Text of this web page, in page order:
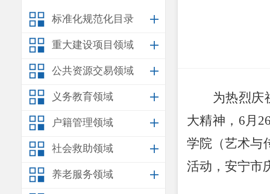
标准化规范化目录
重大建设项目领域
公共资源交易领域
义务教育领域
户籍管理领域
社会救助领域
养老服务领域
为热烈庆
大精神， 6月
学院（艺术与
活动，安宁市